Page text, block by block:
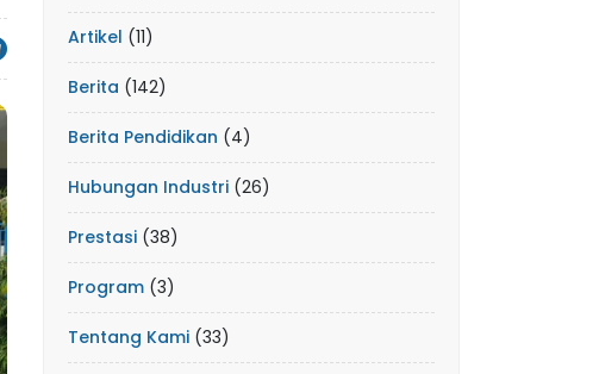
Artikel (11)
Berita (142)
Berita Pendidikan (4)
Hubungan Industri (26)
Prestasi (38)
Program (3)
Tentang Kami (33)